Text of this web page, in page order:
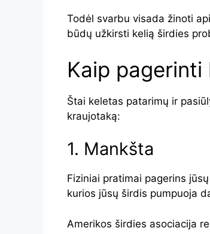
Todėl svarbu visada žinoti
būdų užkirsti kelią širdies
Kaip pagerinti
Štai keletas patarimų ir
kraujotaką:
1. Mankšta
Fiziniai pratimai pagerins
kurios jūsų širdis pumpuoja
Amerikos širdies asociacija